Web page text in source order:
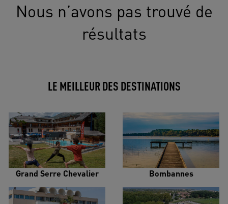
Nous n’avons pas trouvé de
résultats
LE MEILLEUR DES DESTINATIONS
Grand Serre Chevalier Bombannes